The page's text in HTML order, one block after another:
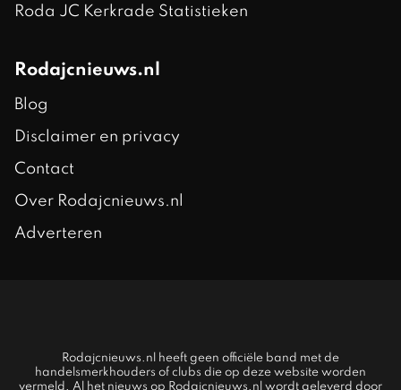
Roda JC Kerkrade Statistieken
Rodajcnieuws.nl
Blog
Disclaimer en privacy
Contact
Over Rodajcnieuws.nl
Adverteren
Rodajcnieuws.nl heeft geen officiële band met de
handelsmerkhouders of clubs die op deze website worden
vermeld. Al het nieuws op Rodajcnieuws.nl wordt geleverd door